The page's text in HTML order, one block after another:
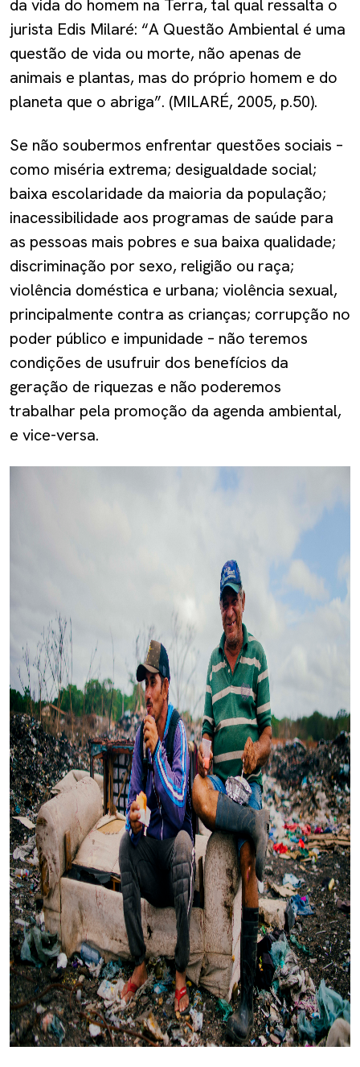
da vida do homem na Terra, tal qual ressalta o
jurista Edis Milaré: “A Questão Ambiental é uma
questão de vida ou morte, não apenas de
animais e plantas, mas do próprio homem e do
planeta que o abriga”. (MILARÉ, 2005, p.50).
Se não soubermos enfrentar questões sociais –
como miséria extrema; desigualdade social;
baixa escolaridade da maioria da população;
inacessibilidade aos programas de saúde para
as pessoas mais pobres e sua baixa qualidade;
discriminação por sexo, religião ou raça;
violência doméstica e urbana; violência sexual,
principalmente contra as crianças; corrupção no
poder público e impunidade – não teremos
condições de usufruir dos benefícios da
geração de riquezas e não poderemos
trabalhar pela promoção da agenda ambiental,
e vice-versa.